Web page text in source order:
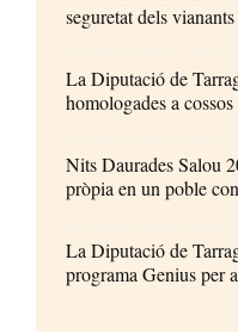
seguretat dels vianants
La Diputació de
homologades a
Nits Daurades Salou
pròpia en un poble
La Diputació de
programa Genius per